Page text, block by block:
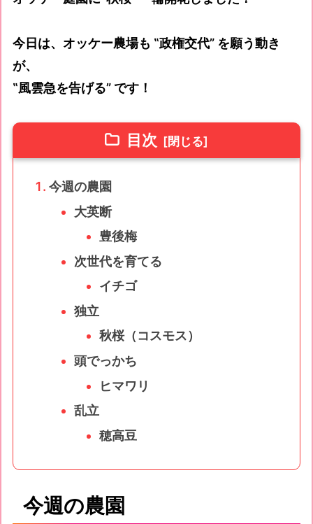
今日は、オッケー農場も ‟政権交代” を願う動き
が、
‟風雲急を告げる” です！
目次
今週の農園
大英断
豊後梅
次世代を育てる
イチゴ
独立
秋桜（コスモス）
頭でっかち
ヒマワリ
乱立
穂高豆
今週の農園